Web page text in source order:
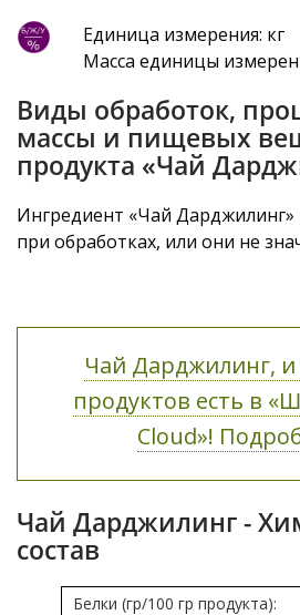
Единица измерения: кг
Масса единицы
Виды обработок,
массы и пищевых
продукта «Чай
Ингредиент «Чай
при обработках, или они не
Чай Дарджилинг, и
продуктов есть в
Cloud»!
Чай Дарджилинг -
состав
Белки (гр/100 гр продукта):